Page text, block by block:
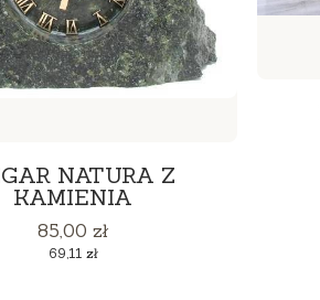
NATURA Z
KAMIENIA
Cena
85,00 zł
Cena
69,11 zł